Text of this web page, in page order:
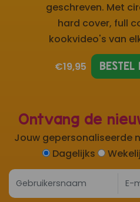
Ontvang de
Jouw gepersonaliseerde
Dagelijks
geschreven. Met
hard cover, full
kookvideo's van
€19,95 BESTEL